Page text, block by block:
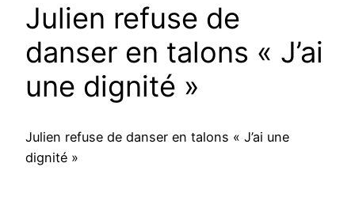
Julien refuse de
danser en talons « J’ai
une dignité »
Julien refuse de danser en talons « J’ai une
dignité »